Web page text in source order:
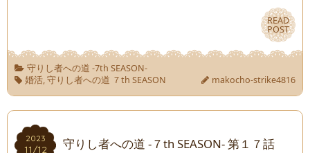
READ
POST
READ
POST
守りし者への道 -7th SEASON-
婚活,守りし者への道 ７th SEASON makocho-strike4816
2023
11/12
2023
11/12
守りし者への道 -７th SEASON- 第１７話